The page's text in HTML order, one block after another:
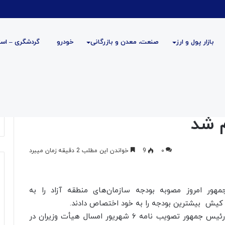
بازار پول و ارز صنعت، معدن و بازرگانی خودرو گردشگری –
شد
۰ 9 خواندن این مطلب 2 دقیقه زمان میبرد
امروز مصوبه بودجه سازمان‌های منطقه آزاد را به
کیش بیشترین بودجه را به خود اختصاص دادند.
به گزارش دانستنی اقتصاد؛ محمد مخبر معاون اول رئیس جمهور تصویب نامه ۶ شهریور امسال هیأت وزیران در